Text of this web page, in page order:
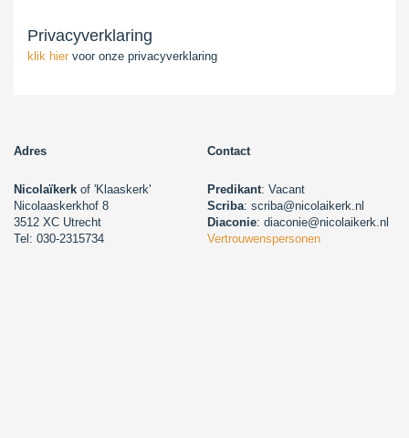
Privacyverklaring
klik hier voor onze privacyverklaring
Adres Contact
Nicolaïkerk of 'Klaaskerk'
Nicolaaskerkhof 8
3512 XC Utrecht
Tel: 030-2315734
Predikant: Vacant
Scriba: scriba@nicolaikerk.nl
Diaconie: diaconie@nicolaikerk.nl
Vertrouwenspersonen